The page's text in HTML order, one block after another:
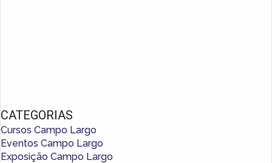
CATEGORIAS
Cursos Campo Largo
Eventos Campo Largo
Exposição Campo Largo